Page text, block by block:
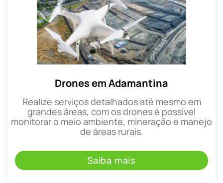
Drones em Adamantina
Realize serviços detalhados até mesmo em
grandes áreas, com os drones é possível
monitorar o meio ambiente, mineração e manejo
de áreas rurais.
Saiba mais